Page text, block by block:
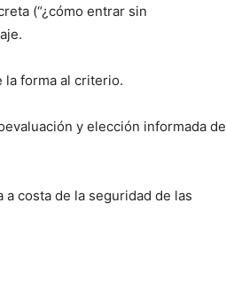
(“¿cómo entrar sin
la forma al criterio.
y elección informada de
costa de la seguridad de las